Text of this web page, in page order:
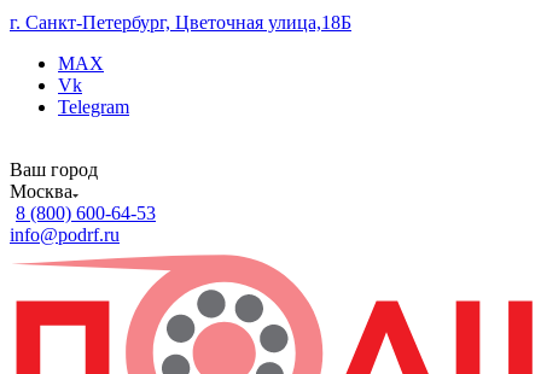
г. Санкт-Петербург, Цветочная улица,18Б
MAX
Vk
Telegram
Ваш город
Москва
8 (800) 600-64-53
info@podrf.ru